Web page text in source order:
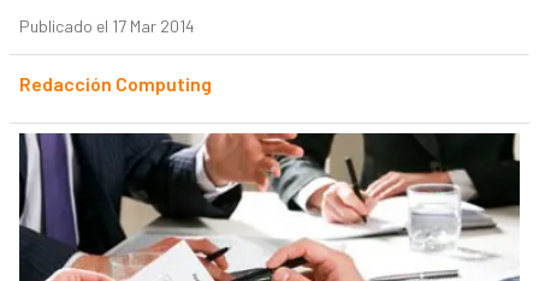
Publicado el 17 Mar 2014
Redacción Computing